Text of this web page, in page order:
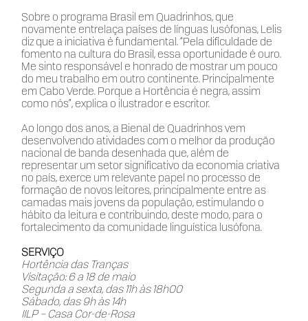
Sobre o programa Brasil em Quadrinhos, que
novamente entrelaça países de línguas lusófonas, Lelis
diz que a iniciativa é fundamental. “Pela dificuldade de
fomento na cultura do Brasil, essa oportunidade é ouro.
Me sinto responsável e honrado de mostrar um pouco
do meu trabalho em outro continente. Principalmente
em Cabo Verde. Porque a Hortência é negra, assim
como nós”, explica o ilustrador e escritor.
Ao longo dos anos, a Bienal de Quadrinhos vem
desenvolvendo atividades com o melhor da produção
nacional de banda desenhada que, além de
representar um setor significativo da economia criativa
no país, exerce um relevante papel no processo de
formação de novos leitores, principalmente entre as
camadas mais jovens da população, estimulando o
hábito da leitura e contribuindo, deste modo, para o
fortalecimento da comunidade linguística lusófona.
SERVIÇO
Hortência das Tranças
Visitação: 6 a 18 de maio
Segunda a sexta, das 11h às 18h00
Sábado, das 9h às 14h
IILP – Casa Cor-de-Rosa